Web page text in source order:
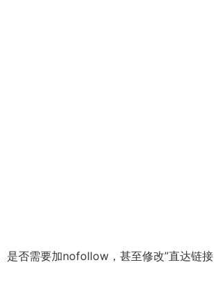
是否需要加nofollow，甚至修改”直达链接